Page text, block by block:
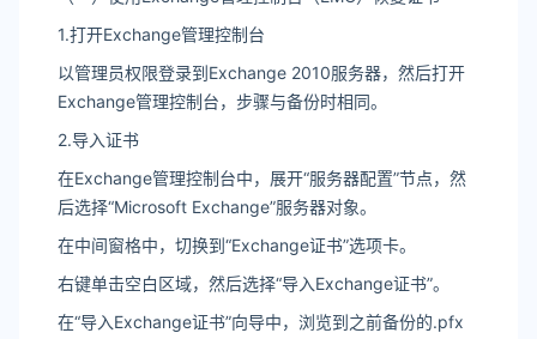
1.打开Exchange管理控制台
以管理员权限登录到Exchange 2010服务器，然后打开
Exchange管理控制台，步骤与备份时相同。
2.导入证书
在Exchange管理控制台中，展开“服务器配置”节点，然
后选择“Microsoft Exchange”服务器对象。
在中间窗格中，切换到“Exchange证书”选项卡。
右键单击空白区域，然后选择“导入Exchange证书”。
在“导入Exchange证书”向导中，浏览到之前备份的.pfx